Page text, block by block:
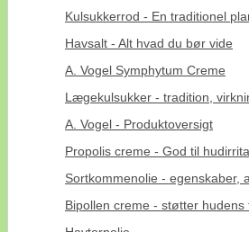
Kulsukkerrod - En traditionel
Havsalt - Alt hvad du bør vide
A. Vogel Symphytum Creme
Lægekulsukker - tradition,
A. Vogel - Produktoversigt
Propolis creme - God til
Sortkommenolie - egenskaber,
Bipollen creme - støtter